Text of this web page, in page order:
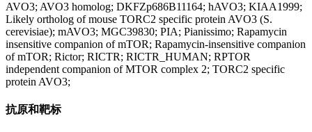
AVO3; AVO3 homolog; DKFZp686B11164; hAVO3; KIAA1999;
Likely ortholog of mouse TORC2 specific protein AVO3 (S.
cerevisiae); mAVO3; MGC39830; PIA; Pianissimo; Rapamycin
insensitive companion of mTOR; Rapamycin-insensitive companion
of mTOR; Rictor; RICTR; RICTR_HUMAN; RPTOR
independent companion of MTOR complex 2; TORC2 specific
protein AVO3;
抗原和靶标